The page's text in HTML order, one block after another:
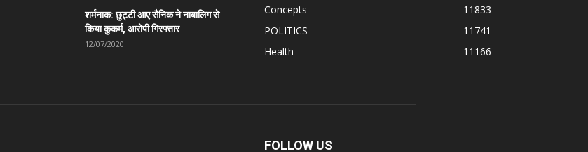
शर्मनाक: छुट्टी आए सैनिक ने नाबालिग से
किया कुकर्म, आरोपी गिरफ्तार
12/07/2020
Concepts
11833
POLITICS
11741
Health
11166
FOLLOW US